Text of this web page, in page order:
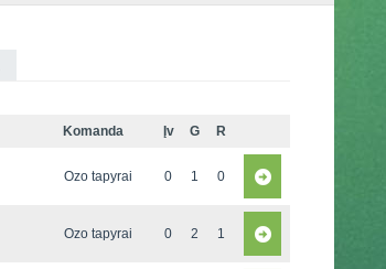
Komanda Įv G R
Ozo tapyrai 0 1 0
Ozo tapyrai 0 2 1